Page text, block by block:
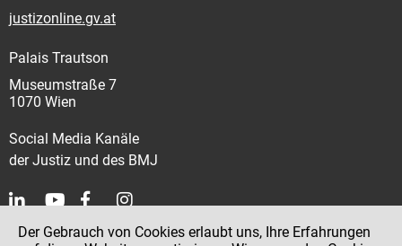
justizonline.gv.at
Palais Trautson
Museumstraße 7
1070 Wien
Social Media Kanäle
der Justiz und des BMJ
Kontakt
Der Gebrauch von Cookies erlaubt uns, Ihre Erfahrungen